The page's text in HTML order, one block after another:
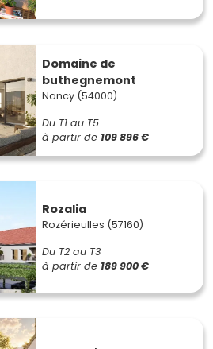
Domaine de
buthegnemont
Nancy (54000)
Du T1 au T5
à partir de 109 896 €
Rozalia
Rozérieulles (57160)
Du T2 au T3
à partir de 189 900 €